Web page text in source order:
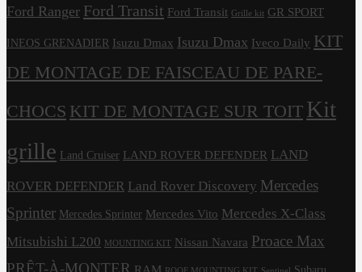
Ford Ranger Ford Transit Ford Transit Grille kit GR SPORT
INEOS GRENADIER Isuzu Dmax Isuzu Dmax Iveco Daily KIT
DE MONTAGE DE FAISCEAU DE PARE-
CHOCS KIT DE MONTAGE SUR TOIT Kit
grille Land Cruiser LAND ROVER DEFENDER LAND
ROVER DEFENDER Land Rover Discovery Mercedes
Sprinter Mercedes Sprinter Mercedes Vito Mercedes X-Class
Mitsubishi L200
MOUNTING KIT Nissan Navara Proace Max
PRÊT-À-MONTER RAM